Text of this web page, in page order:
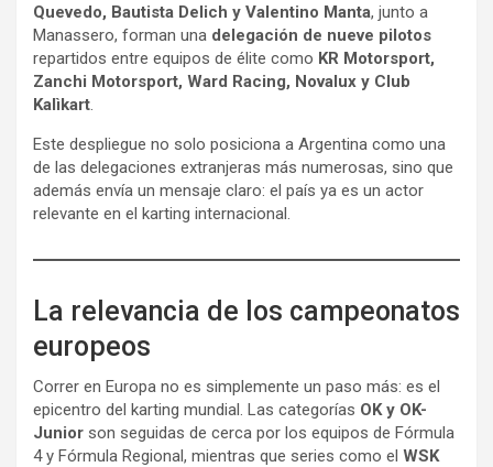
Quevedo, Bautista Delich y Valentino Manta, junto a
Manassero, forman una delegación de nueve pilotos
repartidos entre equipos de élite como KR Motorsport,
Zanchi Motorsport, Ward Racing, Novalux y Club
Kalìkart.
Este despliegue no solo posiciona a Argentina como una
de las delegaciones extranjeras más numerosas, sino que
además envía un mensaje claro: el país ya es un actor
relevante en el karting internacional.
La relevancia de los campeonatos
europeos
Correr en Europa no es simplemente un paso más: es el
epicentro del karting mundial. Las categorías OK y OK-
Junior son seguidas de cerca por los equipos de Fórmula
4 y Fórmula Regional, mientras que series como el WSK